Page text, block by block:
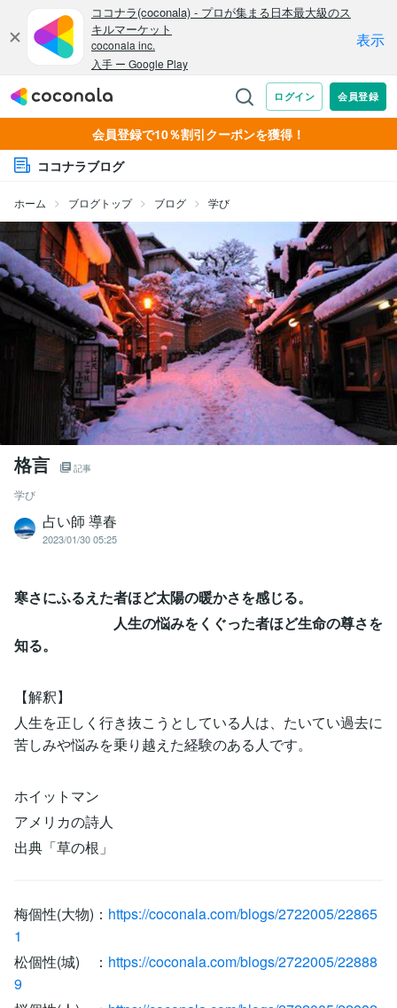
会員登録で10％割引クーポンを獲得！
ココナラブログ
ホーム ブログトップ ブログ 学び
格言 記事
学び
占い師 導春
2023/01/30 05:25
寒さにふるえた者ほど太陽の暖かさを感じる。
人生の悩みをくぐった者ほど生命の尊さを
知る。
【解釈】
人生を正しく行き抜こうとしている人は、たいてい過去に
苦しみや悩みを乗り越えた経験のある人です。
ホイットマン
アメリカの詩人
出典「草の根」
梅個性(大物)： https://coconala.com/blogs/2722005/22865
1
松個性(城) ： https://coconala.com/blogs/2722005/22888
9